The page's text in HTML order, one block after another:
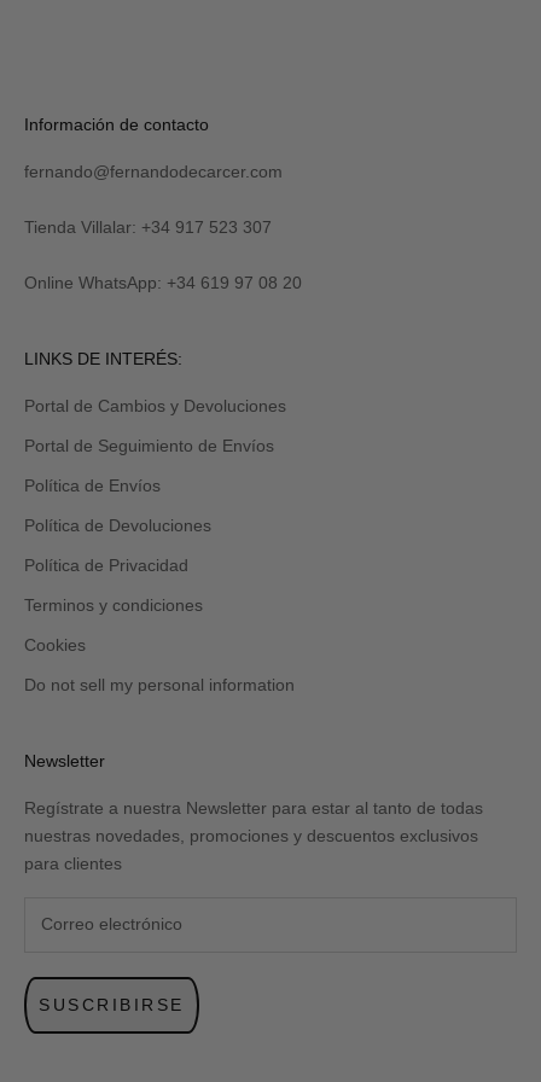
R
I
I
M
E
Verás
tu
al
y
recibirás
Revisa
carpeta
de
promociones
spam.
Información de contacto
fernando@fernandodecarcer.com
Tienda Villalar: +34 917 523 307
Online WhatsApp: +34 619 97 08 20
LINKS DE INTERÉS:
Portal de Cambios y Devoluciones
Portal de Seguimiento de Envíos
Política de Envíos
Política de Devoluciones
Política de Privacidad
Terminos y condiciones
Cookies
Do not sell my personal information
Newsletter
Regístrate a nuestra Newsletter para estar al tanto de todas
nuestras novedades, promociones y descuentos exclusivos
para clientes
SUSCRIBIRSE